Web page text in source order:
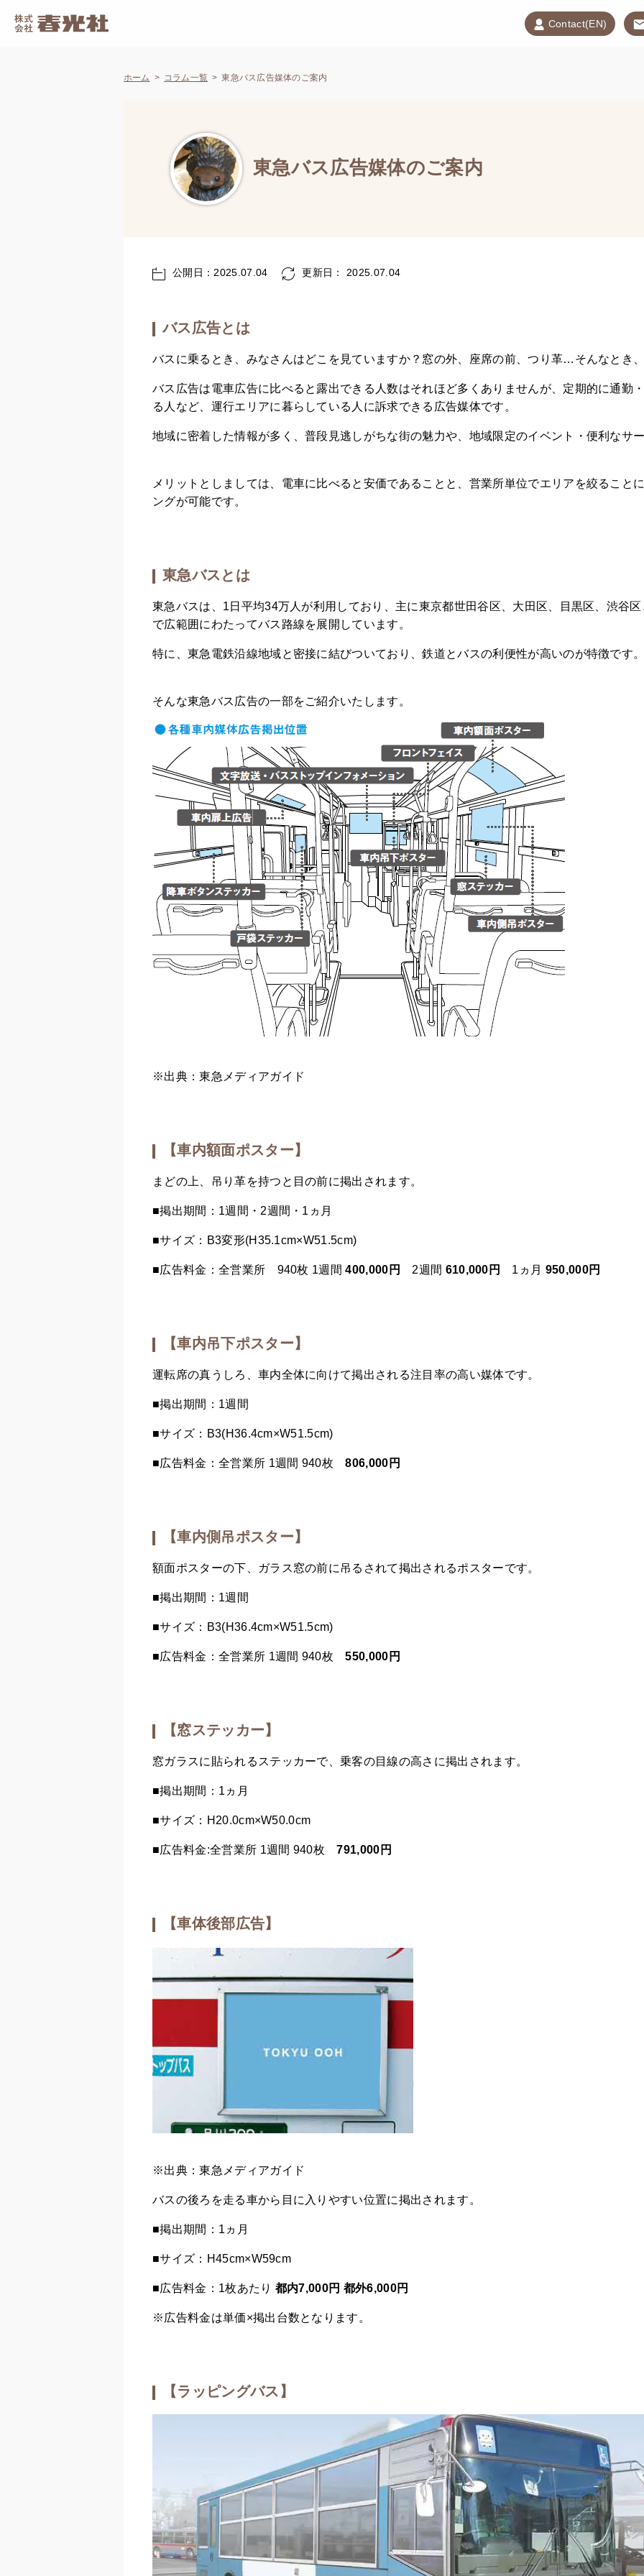
Contact(EN)
ホーム コラム一覧 東急バス広告媒体のご案内
東急バス広告媒体のご案内
公開日：2025.07.04 更新日： 2025.07.04
バス広告とは
バスに乗るとき、みなさんはどこを見ていますか？窓の外、座席の前、つり革…そんなとき
バス広告は電車広告に比べると露出できる人数はそれほど多くありませんが、定期的に通勤
る人など、運行エリアに暮らしている人に訴求できる広告媒体です。
地域に密着した情報が多く、普段見逃しがちな街の魅力や、地域限定のイベント・便利なサ
メリットとしましては、電車に比べると安価であることと、営業所単位でエリアを絞ること
ングが可能です。
東急バスとは
東急バスは、1日平均34万人が利用しており、主に東京都世田谷区、大田区、目黒区、渋谷
で広範囲にわたってバス路線を展開しています。
特に、東急電鉄沿線地域と密接に結びついており、鉄道とバスの利便性が高いのが特徴です
そんな東急バス広告の一部をご紹介いたします。
※出典：東急メディアガイド
【車内額面ポスター】
まどの上、吊り革を持つと目の前に掲出されます。
■掲出期間：1週間・2週間・1ヵ月
■サイズ：B3変形(H35.1cm×W51.5cm)
■広告料金：全営業所 940枚 1週間400,000円 2週間 610,000円 1ヵ月 950,000円
【車内吊下ポスター】
運転席の真うしろ、車内全体に向けて掲出される注目率の高い媒体です。
■掲出期間：1週間
■サイズ：B3(H36.4cm×W51.5cm)
■広告料金：全営業所 1週間 940枚806,000円
【車内側吊ポスター】
額面ポスターの下、ガラス窓の前に吊るされて掲出されるポスターです。
■掲出期間：1週間
■サイズ：B3(H36.4cm×W51.5cm)
■広告料金：全営業所 1週間 940枚550,000円
【窓ステッカー】
窓ガラスに貼られるステッカーで、乗客の目線の高さに掲出されます。
■掲出期間：1ヵ月
■サイズ：H20.0cm×W50.0cm
■広告料金:全営業所 1週間 940枚791,000円
【車体後部広告】
※出典：東急メディアガイド
バスの後ろを走る車から目に入りやすい位置に掲出されます。
■掲出期間：1ヵ月
■サイズ：H45cm×W59cm
■広告料金：1枚あたり 都内7,000円 都外6,000円
※広告料金は単価×掲出台数となります。
【ラッピングバス】